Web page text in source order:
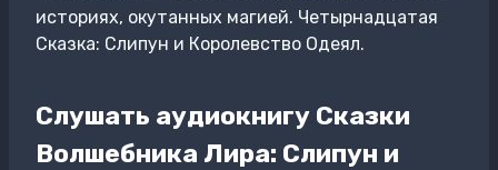
историях, окутанных магией. Четырнадцатая
Сказка: Слипун и Королевство Одеял.
Слушать аудиокнигу Сказки
Волшебника Лира: Слипун и